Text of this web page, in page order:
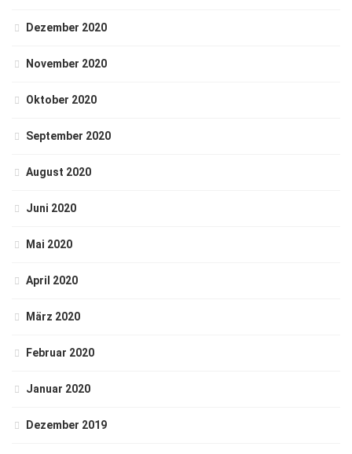
Dezember 2020
November 2020
Oktober 2020
September 2020
August 2020
Juni 2020
Mai 2020
April 2020
März 2020
Februar 2020
Januar 2020
Dezember 2019